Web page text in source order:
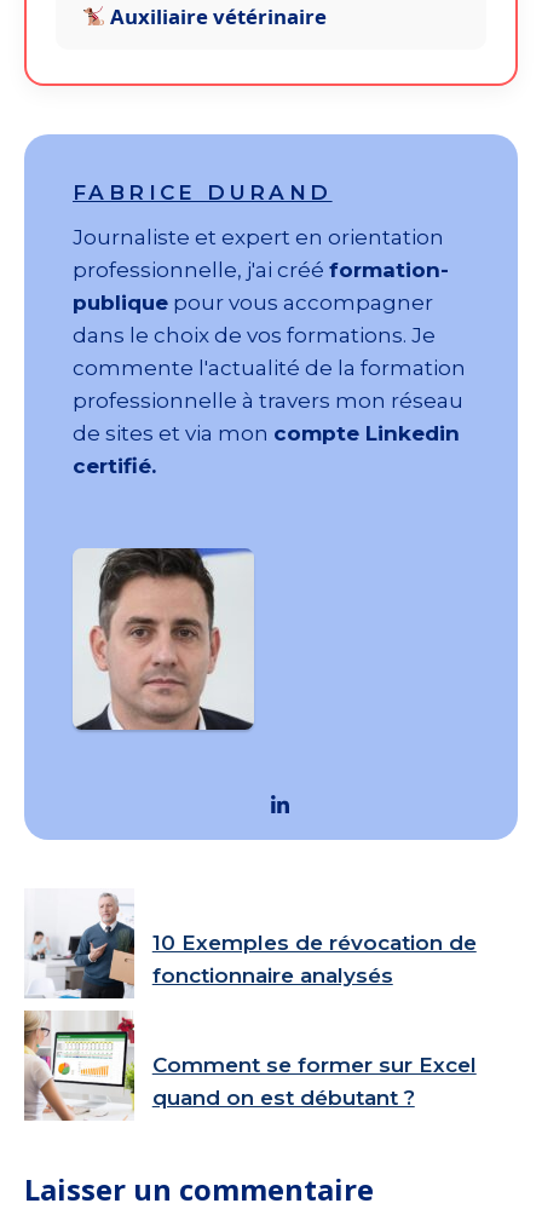
Auxiliaire vétérinaire
FABRICE DURAND
Journaliste et expert en orientation
professionnelle, j'ai créé formation-
publique pour vous accompagner
dans le choix de vos formations. Je
commente l'actualité de la formation
professionnelle à travers mon réseau
de sites et via mon compte Linkedin
certifié.
10 Exemples de révocation de
fonctionnaire analysés
Comment se former sur Excel
quand on est débutant ?
Laisser un commentaire